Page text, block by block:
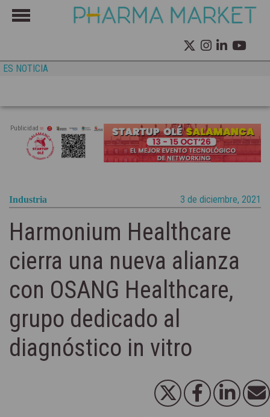
ES NOTICIA
Publicidad
Industria 3 de diciembre, 2021
Harmonium Healthcare
cierra una nueva alianza
con OSANG Healthcare,
grupo dedicado al
diagnóstico in vitro